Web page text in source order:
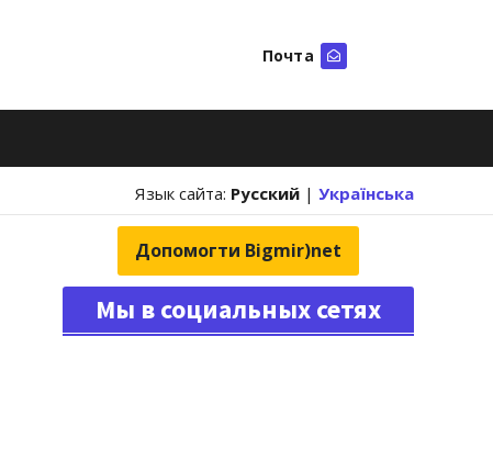
Почта
Язык сайта: Русский | Українська
Допомогти Bigmir)net
Мы в социальных сетях